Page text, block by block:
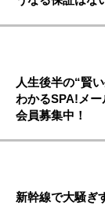
人生後半の“賢
わかるSPA!メー
会員募集中！
新幹線で大騒ぎ